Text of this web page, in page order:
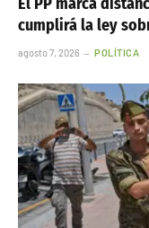
cumplirá la ley
agosto 7, 2026 POLÍTICA